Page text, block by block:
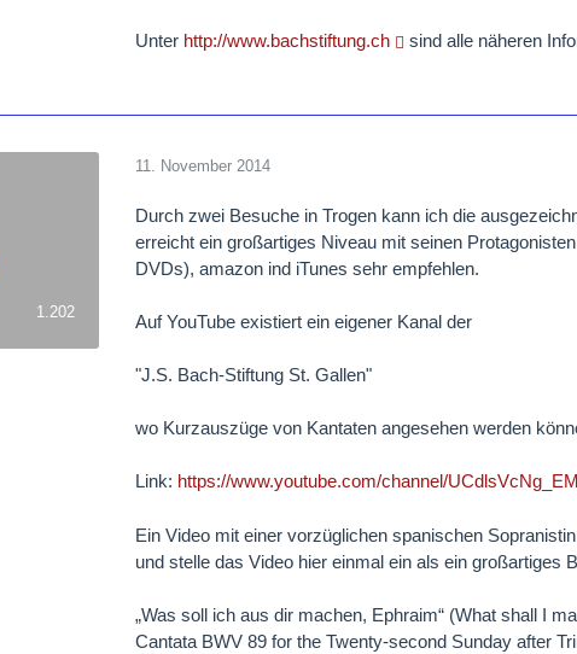
Unter http://www.bachstiftung.ch sind alle näheren
1.202
11. November 2014
Durch zwei Besuche in Trogen kann ich die
erreicht ein großartiges Niveau mit seinen
DVDs), amazon ind iTunes sehr empfehlen.
Auf YouTube existiert ein eigener Kanal der
"J.S. Bach-Stiftung St. Gallen"
wo Kurzauszüge von Kantaten angesehen werden
Link: https://www.youtube.com/channel/
Ein Video mit einer vorzüglichen spanischen
und stelle das Video hier einmal ein als ein großartiges
„Was soll ich aus dir machen, Ephraim“ (What shall I
Cantata BWV 89 for the Twenty-second Sunday after